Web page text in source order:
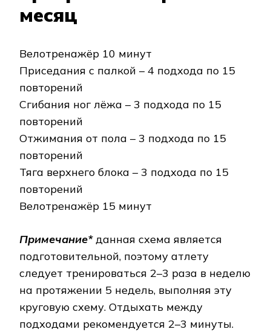
месяц
Велотренажёр 10 минут
Приседания с палкой – 4 подхода по 15
повторений
Сгибания ног лёжа – 3 подхода по 15
повторений
Отжимания от пола – 3 подхода по 15
повторений
Тяга верхнего блока – 3 подхода по 15
повторений
Велотренажёр 15 минут
Примечание* данная схема является
подготовительной, поэтому атлету
следует тре­ни­ро­вать­ся 2–3 раза в неделю
на протяжении 5 недель, выполняя эту
круговую схе­му. Отдыхать между
подходами рекомендуется 2–3 минуты.